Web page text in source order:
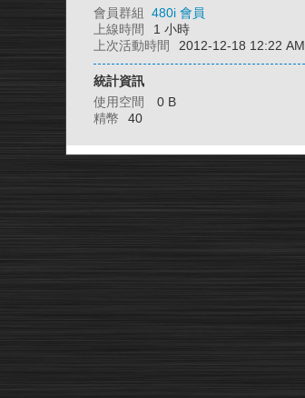
會員群組 480i 會員
上線時間
1 小時
上次活動時間
2012-12-18 12:22 AM
統計資訊
使用空間
0 B
精幣
40